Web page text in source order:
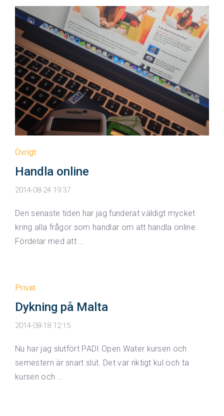
Övrigt
Handla online
2014-08-24 19:37
Den senaste tiden har jag funderat väldigt mycket
kring alla frågor som handlar om att handla online.
Fördelar med att …
Privat
Dykning på Malta
2014-08-18 12:15
Nu har jag slutfört PADI Open Water kursen och
semestern är snart slut. Det var riktigt kul och ta
kursen och …